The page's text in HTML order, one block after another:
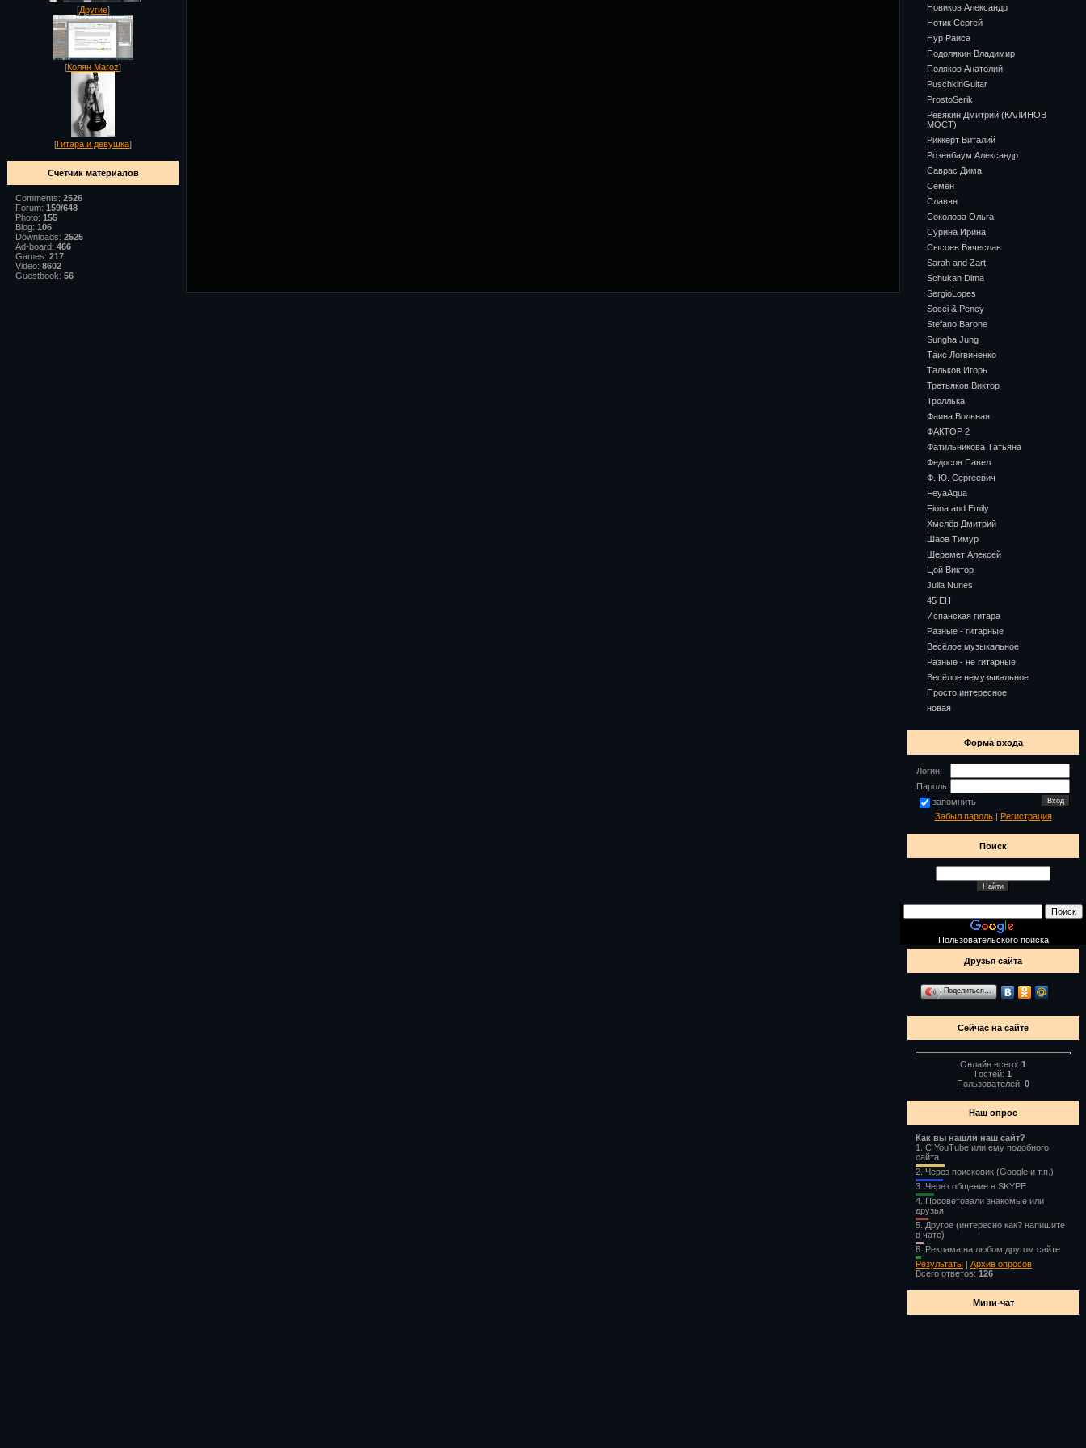
[Другие]
[Колян Maroz]
[Гитара и девушка]
Счетчик материалов
Comments: 2526
Forum: 159/648
Photo: 155
Blog: 106
Downloads: 2525
Ad-board: 466
Games: 217
Video: 8602
Guestbook: 56
Новиков Александр
Нотик Сергей
Нур Раиса
Подолякин Владимир
Поляков Анатолий
PuschkinGuitar
ProstoSerik
Ревякин Дмитрий (КАЛИНОВ
МОСТ)
Риккерт Виталий
Розенбаум Александр
Саврас Дима
Семён
Славян
Соколова Ольга
Сурина Ирина
Сысоев Вячеслав
Sarah and Zart
Schukan Dima
SergioLopes
Socci & Pency
Stefano Barone
Sungha Jung
Таис Логвиненко
Тальков Игорь
Третьяков Виктор
Троллька
Фаина Вольная
ФАКТОР 2
Фатильникова Татьяна
Федосов Павел
Ф. Ю. Сергеевич
FeyaAqua
Fiona and Emily
Хмелёв Дмитрий
Шаов Тимур
Шеремет Алексей
Цой Виктор
Julia Nunes
45 ЕН
Испанская гитара
Разные - гитарные
Весёлое музыкальное
Разные - не гитарные
Весёлое немузыкальное
Просто интересное
новая
Форма входа
Логин:
Пароль:
запомнить
Забыл пароль| Регистрация
Поиск
Пользовательского поиска
Друзья сайта
Поделиться…
Сейчас на сайте
Онлайн всего: 1
Гостей: 1
Пользователей: 0
Наш опрос
Как вы нашли наш сайт?
1. С YouTube или ему подобного
сайта
2. Через поисковик (Google и т.п.)
3. Через общение в SKYPE
4. Посоветовали знакомые или
друзья
5. Другое (интересно как? напишите
в чате)
6. Реклама на любом другом сайте
Результаты | Архив опросов
Всего ответов: 126
Мини-чат